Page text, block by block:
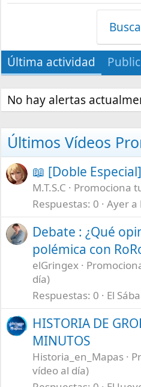
Última actividad
No hay alertas
Últimos Vídeos
📖 [Doble
M.T.S.C
Promociona
Respuestas 0 Ayer a
Debate : ¿Qué
polémica con
elGringex
día)
Respuestas 0 El
HISTORIA DE
MINUTOS
Historia_en_Mapas
vídeo al día)